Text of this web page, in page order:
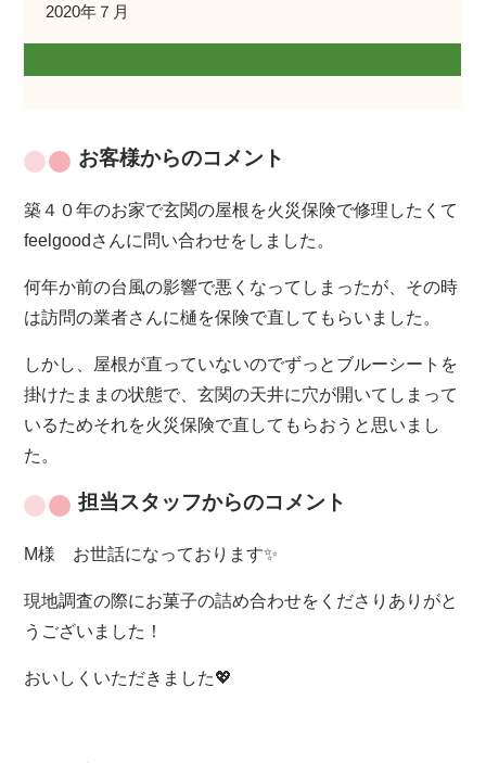
2020年７月
お客様からのコメント
築４０年のお家で玄関の屋根を火災保険で修理したくて
feelgoodさんに問い合わせをしました。
何年か前の台風の影響で悪くなってしまったが、その時
は訪問の業者さんに樋を保険で直してもらいました。
しかし、屋根が直っていないのでずっとブルーシートを
掛けたままの状態で、玄関の天井に穴が開いてしまって
いるためそれを火災保険で直してもらおうと思いまし
た。
担当スタッフからのコメント
M様 お世話になっております✨
現地調査の際にお菓子の詰め合わせをくださりありがと
うございました！
おいしくいただきました💖